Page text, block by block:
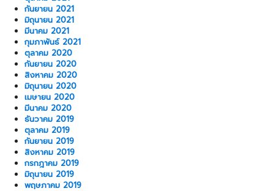
กันยายน 2021
มิถุนายน 2021
มีนาคม 2021
กุมภาพันธ์ 2021
ตุลาคม 2020
กันยายน 2020
สิงหาคม 2020
มิถุนายน 2020
เมษายน 2020
มีนาคม 2020
ธันวาคม 2019
ตุลาคม 2019
กันยายน 2019
สิงหาคม 2019
กรกฎาคม 2019
มิถุนายน 2019
พฤษภาคม 2019